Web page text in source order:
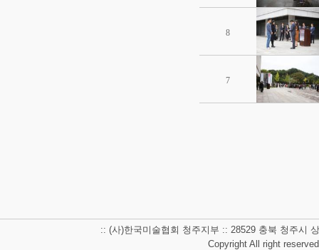
8
7
:: (사)한국미술협회 청주지부 :: 28529 충북 청주시
Copyright All right